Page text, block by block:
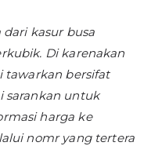
kasur busa
Di karenakan
tawarkan bersifat
sarankan untuk
harga ke
nomr yang tertera